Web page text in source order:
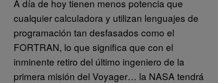
A día de hoy tienen menos potencia que
cualquier calculadora y utilizan lenguajes de
programación tan desfasados como el
FORTRAN, lo que significa que con el
inminente retiro del último ingeniero de la
primera misión del Voyager… la NASA tendrá